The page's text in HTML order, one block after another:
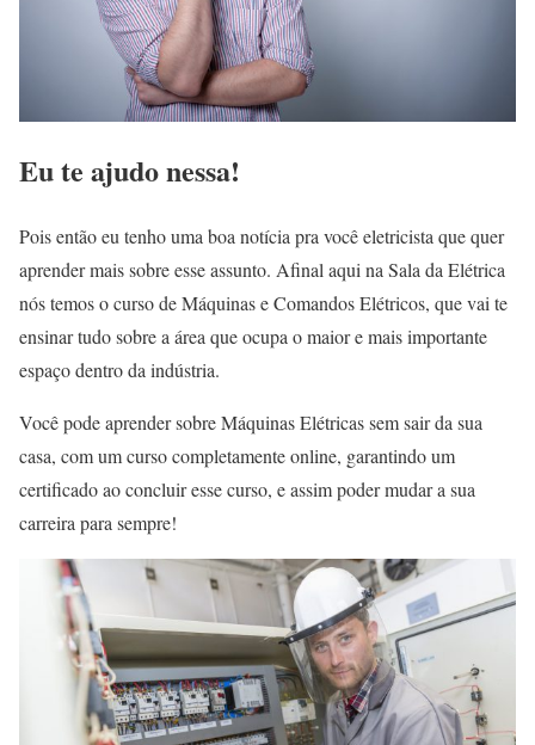
Eu te ajudo nessa!
Pois então eu tenho uma boa notícia pra você eletricista que quer
aprender mais sobre esse assunto. Afinal aqui na Sala da Elétrica
nós temos o curso de Máquinas e Comandos Elétricos, que vai te
ensinar tudo sobre a área que ocupa o maior e mais importante
espaço dentro da indústria.
Você pode aprender sobre Máquinas Elétricas sem sair da sua
casa, com um curso completamente online, garantindo um
certificado ao concluir esse curso, e assim poder mudar a sua
carreira para sempre!